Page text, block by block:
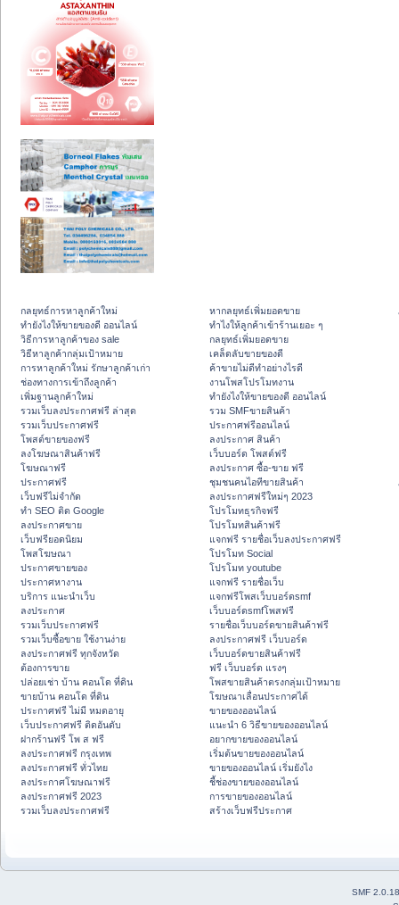
กลยุทธ์การหาลูกค้าใหม่
ทํายังไงให้ขายของดี ออนไลน์
วิธีการหาลูกค้าของ sale
วิธีหาลูกค้ากลุ่มเป้าหมาย
การหาลูกค้าใหม่ รักษาลูกค้าเก่า
ช่องทางการเข้าถึงลูกค้า
เพิ่มฐานลูกค้าใหม่
รวมเว็บลงประกาศฟรี ล่าสุด
รวมเว็บประกาศฟรี
โพสต์ขายของฟรี
ลงโฆษณาสินค้าฟรี
โฆษณาฟรี
ประกาศฟรี
เว็บฟรีไม่จำกัด
ทำ SEO ติด Google
ลงประกาศขาย
เว็บฟรียอดนิยม
โพสโฆษณา
ประกาศขายของ
ประกาศหางาน
บริการ แนะนำเว็บ
ลงประกาศ
รวมเว็บประกาศฟรี
รวมเว็บซื้อขาย ใช้งานง่าย
ลงประกาศฟรี ทุกจังหวัด
ต้องการขาย
ปล่อยเช่า บ้าน คอนโด ที่ดิน
ขายบ้าน คอนโด ที่ดิน
ประกาศฟรี ไม่มี หมดอายุ
เว็บประกาศฟรี ติดอันดับ
ฝากร้านฟรี โพ ส ฟรี
ลงประกาศฟรี กรุงเทพ
ลงประกาศฟรี ทั่วไทย
ลงประกาศโฆษณาฟรี
ลงประกาศฟรี 2023
รวมเว็บลงประกาศฟรี
หากลยุทธ์เพิ่มยอดขาย
ทําไงให้ลูกค้าเข้าร้านเยอะ ๆ
กลยุทธ์เพิ่มยอดขาย
เคล็ดลับขายของดี
ค้าขายไม่ดีทำอย่างไรดี
งานโพสโปรโมทงาน
ทํายังไงให้ขายของดี ออนไลน์
รวม SMFขายสินค้า
ประกาศฟรีออนไลน์
ลงประกาศ สินค้า
เว็บบอร์ด โพสต์ฟรี
ลงประกาศ ซื้อ-ขาย ฟรี
ชุมชนคนไอทีขายสินค้า
ลงประกาศฟรีใหม่ๆ 2023
โปรโมทธุรกิจฟรี
โปรโมทสินค้าฟรี
แจกฟรี รายชื่อเว็บลงประกาศฟรี
โปรโมท Social
โปรโมท youtube
แจกฟรี รายชื่อเว็บ
แจกฟรีโพสเว็บบอร์ดsmf
เว็บบอร์ดsmfโพสฟรี
รายชื่อเว็บบอร์ดขายสินค้าฟรี
ลงประกาศฟรี เว็บบอร์ด
เว็บบอร์ดขายสินค้าฟรี
ฟรี เว็บบอร์ด แรงๆ
โพสขายสินค้าตรงกลุ่มเป้าหมาย
โฆษณาเลื่อนประกาศได้
ขายของออนไลน์
แนะนำ 6 วิธีขายของออนไลน์
อยากขายของออนไลน์
เริ่มต้นขายของออนไลน์
ขายของออนไลน์ เริ่มยังไง
ชี้ช่องขายของออนไลน์
การขายของออนไลน์
สร้างเว็บฟรีประกาศ
SMF 2.0.18